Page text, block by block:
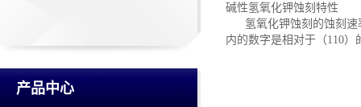
产品中心
碱性氢氧化钾蚀刻特性
氢氧化钾蚀刻的蚀刻速
内的数字是相对于（110）